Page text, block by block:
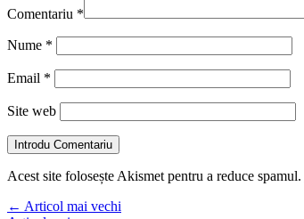
Comentariu *
Nume *
Email *
Site web
Introdu Comentariu
Acest site folosește Akismet pentru a reduce spamul.
← Articol mai vechi